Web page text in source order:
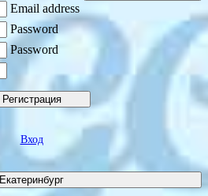
Email address
Password
Password
Регистрация
Вход
Екатеринбург